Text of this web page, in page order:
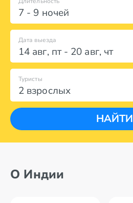
7 - 9 ночей
Дата выезда
14 авг, пт- 20 авг, чт
2 взрослых
Туристы
НАЙТИ
О Индии